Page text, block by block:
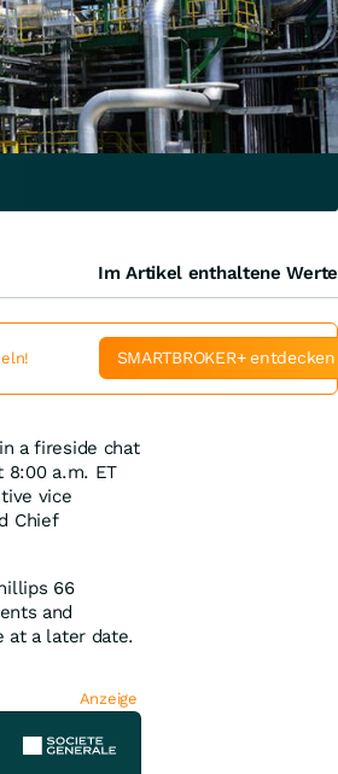
a fireside chat
8:00 a.m. ET
vice
Chief
66
and
at a later date.
Anzeige
Im Artikel enthaltene Werte
SMARTBROKER+ entdecken